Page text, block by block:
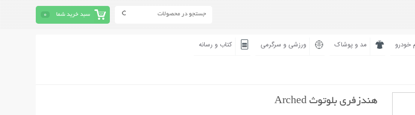
سبد خرید شما 0
خودرو مد و پوشاک ورزشی و سرگرمی کتاب و رسانه
هندزفری بلوتوث Arched